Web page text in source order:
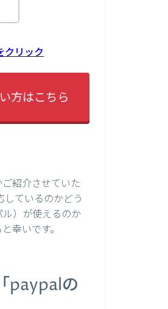
クリック
方はこちら
紹介させていた
ているのかどう
）が使えるのか
幸いです。
paypalの